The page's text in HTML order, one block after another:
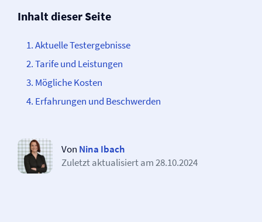
Inhalt dieser Seite
Aktuelle Testergebnisse
Tarife und Leistungen
Mögliche Kosten
Erfahrungen und Beschwerden
Von Nina Ibach
Zuletzt aktualisiert am28.10.2024